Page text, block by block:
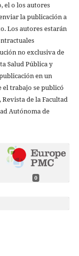
el o los autores
la publicación a
Los autores estarán
no exclusiva de
Salud Pública y
en un
trabajo se publicó
de la Facultad
Autónoma de
0